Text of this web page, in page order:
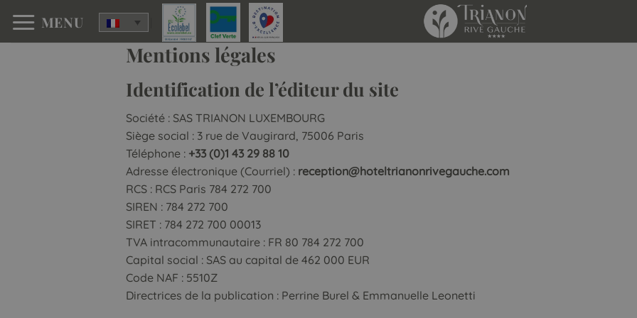
content
MENU
Mentions légales
Identification de l’éditeur du site
Société : SAS TRIANON LUXEMBOURG
Siège social : 3 rue de Vaugirard, 75006 Paris
Téléphone : +33 (0)1 43 29 88 10
Adresse électronique (Courriel) : reception@hoteltrianonrivegauche.com
RCS : RCS Paris 784 272 700
SIREN : 784 272 700
SIRET : 784 272 700 00013
TVA intracommunautaire : FR 80 784 272 700
Capital social : SAS au capital de 462 000 EUR
Code NAF : 5510Z
Directrices de la publication : Perrine Burel & Emmanuelle Leonetti